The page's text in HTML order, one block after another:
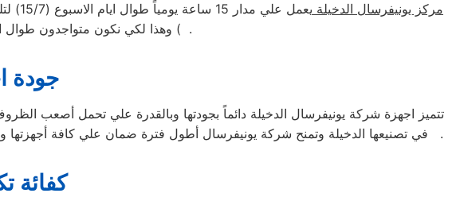
مركز يونيفرسال الدخيلة
) وهذا لكي نكون متواجدون طوال الوقت لخدمة سيادتكم علي رقم خدمة يونيفرسال الموحد في مصر.
جودة
تتميز اجهزة شركة يونيفرسال الدخيلة دائماً بجودتها وبالقدرة علي تحمل أصعب
في تصنيعها الدخيلة وتمنح شركة يونيفرسال أطول فترة ضمان علي كافة أجهزتها ومنتجاتها ، حيث أن فترة ضمان أطول تعني جوده وكفائة أعلي وتعكس مدي ثقة الشركة في أجهزتها ومنتجاتها الدخيلة .
كفائة